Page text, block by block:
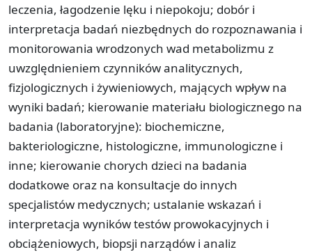
leczenia, łagodzenie lęku i niepokoju; dobór i
interpretacja badań niezbędnych do rozpoznawania i
monitorowania wrodzonych wad metabolizmu z
uwzględnieniem czynników analitycznych,
fizjologicznych i żywieniowych, mających wpływ na
wyniki badań; kierowanie materiału biologicznego na
badania (laboratoryjne): biochemiczne,
bakteriologiczne, histologiczne, immunologiczne i
inne; kierowanie chorych dzieci na badania
dodatkowe oraz na konsultacje do innych
specjalistów medycznych; ustalanie wskazań i
interpretacja wyników testów prowokacyjnych i
obciążeniowych, biopsji narządów i analiz